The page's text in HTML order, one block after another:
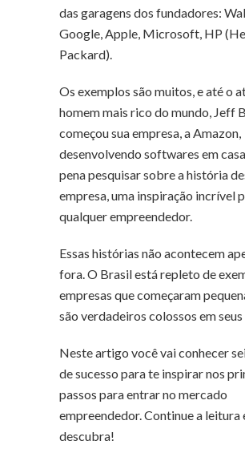
das garagens dos fundadores:
Google, Apple, Microsoft, HP
Packard).
Os exemplos são muitos, e até o
homem mais rico do mundo, Jeff
começou sua empresa, a Amazon,
desenvolvendo softwares em
pena pesquisar sobre a história
empresa, uma inspiração incrível
qualquer empreendedor.
Essas histórias não acontecem
fora. O Brasil está repleto de
empresas que começaram
são verdadeiros colossos em seus
Neste artigo você vai conhecer
de sucesso para te inspirar nos
passos para entrar no mercado
empreendedor. Continue a leitura
descubra!